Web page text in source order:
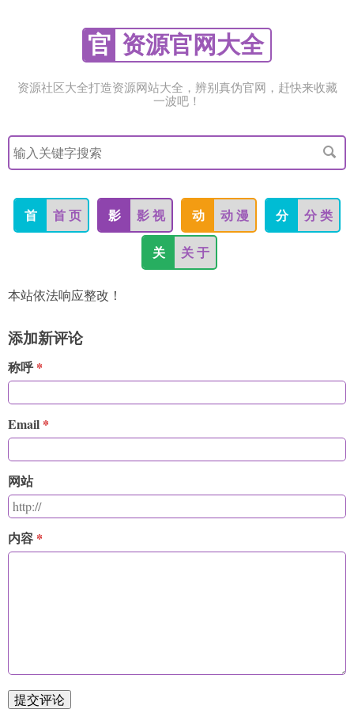
官 资源官网大全
资源社区大全打造资源网站大全，辨别真伪官网，赶快来收藏
一波吧！
搜
索
关
字
首 首 页 影 影 视 动 动 漫 分 分 类
关 关 于
本站依法响应整改！
添加新评论
称呼
Email
网站
内容
提交评论